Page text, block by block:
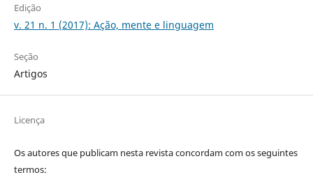
Edição
v. 21 n. 1 (2017): Ação, mente e linguagem
Seção
Artigos
Licença
Os autores que publicam nesta revista concordam com os seguintes
termos: